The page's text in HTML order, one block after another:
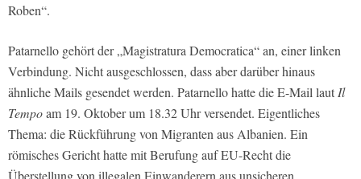
Roben“.
Patarnello gehört der „Magistratura Democratica“ an, einer linken
Verbindung. Nicht ausgeschlossen, dass aber darüber hinaus
ähnliche Mails gesendet werden. Patarnello hatte die E-Mail laut Il
Tempoam 19. Oktober um 18.32 Uhr versendet. Eigentliches
Thema: die Rückführung von Migranten aus Albanien. Ein
römisches Gericht hatte mit Berufung auf EU-Recht die
Überstellung von illegalen Einwanderern aus unsicheren